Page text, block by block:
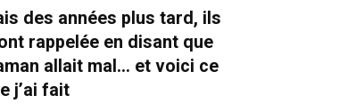
des années plus tard, ils
rappelée en disant que
allait mal… et voici ce
j’ai fait